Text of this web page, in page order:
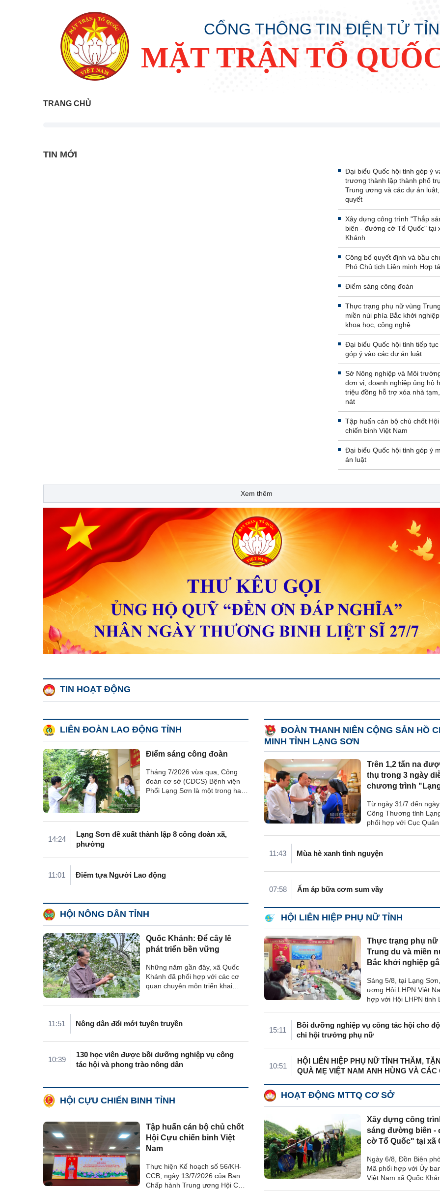
CỔNG THÔNG TIN ĐIỆN TỬ
MẶT TRẬN TỔ
TRANG CHỦ
TIN MỚI
Đại biểu Quốc hội tỉnh góp ý
trương thành lập thành phố
Trung ương và các dự án
quyết
Xây dựng công trình "Thắp
biên - đường cờ Tổ Quốc" tại
Khánh
Công bố quyết định và bầu
Phó Chủ tịch Liên minh Hợp
Điểm sáng công đoàn
Thực trạng phụ nữ vùng
miền núi phía Bắc khởi
khoa học, công nghệ
Đại biểu Quốc hội tỉnh tiếp tục
góp ý vào các dự án luật
Sở Nông nghiệp và Môi
đơn vị, doanh nghiệp ủng hộ
triệu đồng hỗ trợ xóa nhà
nát
Tập huấn cán bộ chủ chốt
chiến binh Việt Nam
Đại biểu Quốc hội tỉnh góp ý
án luật
Xem thêm
TIN HOẠT ĐỘNG
LIÊN ĐOÀN LAO ĐỘNG TỈNH
Điểm sáng công đoàn
Tháng 7/2026 vừa qua, Công
đoàn cơ sở (CĐCS) Bệnh viện
Phổi Lạng Sơn là một trong hai
14:24
Lạng Sơn đề xuất thành lập 8 công đoàn xã,
phường
11:01 Điểm tựa Người Lao động
HỘI NÔNG DÂN TỈNH
Quốc Khánh: Để cây lê
phát triển bền vững
Những năm gần đây, xã Quốc
Khánh đã phối hợp với các cơ
quan chuyên môn triển khai
lê bản địa, đưa giống mới vào
áp dụng kỹ thuật vào ...
11:51 Nông dân đổi mới tuyên truyền
10:39
130 học viên được bồi dưỡng nghiệp vụ công
tác hội và phong trào nông dân
HỘI CỰU CHIẾN BINH TỈNH
Tập huấn cán bộ chủ chốt
Hội Cựu chiến binh Việt
Nam
Thực hiện Kế hoạch số 56/KH-
CCB, ngày 13/7/2026 của Ban
Chấp hành Trung ương Hội Cựu
ĐOÀN THANH NIÊN CỘNG SẢN HỒ
MINH TỈNH LẠNG SƠN
Trên 1,2 tấn na
thụ trong 3 ngày
chương trình
Từ ngày 31/7 đến
Công Thương tỉnh
phối hợp với Cục Quản
chương trình "Sức sống
Việt" số 10 với chủ đề
11:43 Mùa hè xanh tình nguyện
07:58 Ấm áp bữa cơm sum vầy
HỘI LIÊN HIỆP PHỤ NỮ TỈNH
Thực trạng phụ nữ
Trung du và miền
Bắc khởi nghiệp
Sáng 5/8, tại Lạng
ương Hội LHPN Việt
hợp với Hội LHPN tỉnh
Trung du và miền núi
khởi nghiệp gắn với ...
15:11
Bồi dưỡng nghiệp vụ công tác hội cho
chi hội trưởng phụ nữ
10:51
HỘI LIÊN HIỆP PHỤ NỮ TỈNH THĂM,
QUÀ MẸ VIỆT NAM ANH HÙNG VÀ CÁC
HOẠT ĐỘNG MTTQ CƠ SỞ
Xây dựng công
sáng đường biên -
cờ Tổ Quốc" tại xã
Ngày 6/8, Đồn Biên
Mã phối hợp với Ủy
Việt Nam xã Quốc